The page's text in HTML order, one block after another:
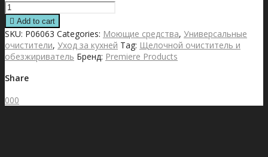
Premiere
Products
Caterclean
50
quantity
Add to cart
SKU: P06063 Categories: Моющие средства, Универсальные
очистители, Уход за кухней Tag: Щелочной очиститель и
обезжириватель Бренд: Premiere Products
Share
000